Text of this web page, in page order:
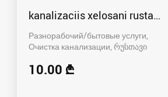
kanalizaciis xelosani
Разнорабочий/бытовые услуги,
Очистка канализации რუსთავი
10.00 ₾